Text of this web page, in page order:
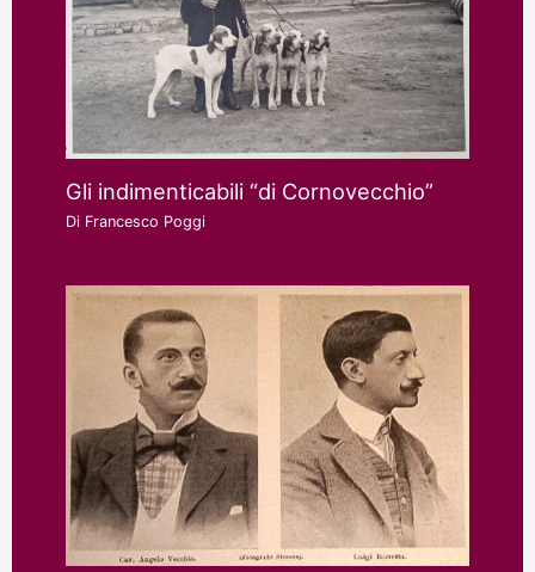
Gli indimenticabili “di Cornovecchio”
Di Francesco Poggi